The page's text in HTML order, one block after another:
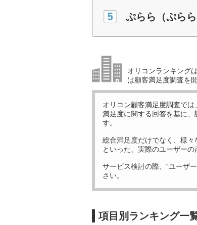
ぷらら（ぷら
オリコンランキング
は顧客満足度調査を開
オリコン顧客満足度調査で
満足度に関する回答を基に、
す。
総合満足度だけでなく、様々
といった、実際のユーザーの
サービス検討の際、“ユーザ
さい。
項目別ランキング一